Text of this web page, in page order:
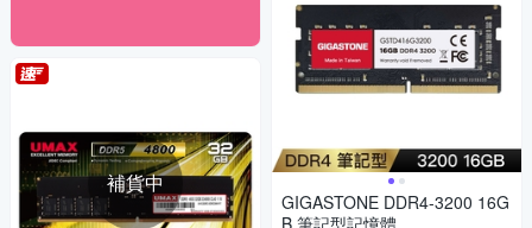
補貨中
GIGASTONE DDR4-3200 16G
B 筆記型記憶體